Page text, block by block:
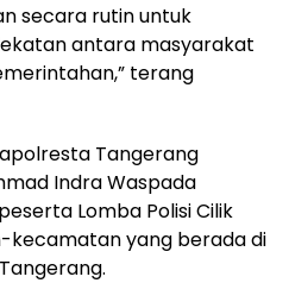
secara rutin untuk
antara masyarakat
terang
Tangerang
Indra Waspada
Lomba Polisi Cilik
yang berada di